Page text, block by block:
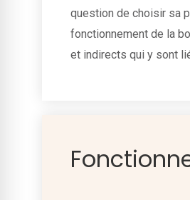
question de choisir sa
fonctionnement de la
et indirects qui y sont